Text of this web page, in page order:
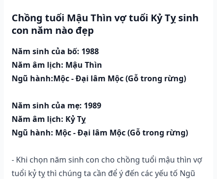
Chồng tuổi Mậu Thìn vợ tuổi Kỷ Tỵ sinh
con năm nào đẹp
Năm sinh của bố: 1988
Năm âm lịch: Mậu Thìn
Ngũ hành:Mộc - Đại lâm Mộc (Gỗ trong rừng)
Năm sinh của mẹ: 1989
Năm âm lịch: Kỷ Tỵ
Ngũ hành: Mộc - Đại lâm Mộc (Gỗ trong rừng)
- Khi chọn năm sinh con cho chồng tuổi mậu thìn vợ
tuổi kỷ tỵ thì chúng ta cần để ý đến các yếu tố Ngũ